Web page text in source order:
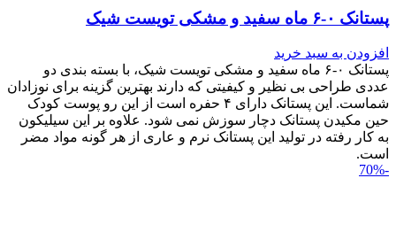
پستانک ۰-۶ ماه سفید و مشکی تویست شیک
افزودن به سبد خرید
پستانک ۰-۶ ماه سفید و مشکی تویست شیک، با بسته بندی دو
عددی طراحی بی نظیر و کیفیتی که دارند بهترین گزینه برای نوزادان
شماست. این پستانک دارای ۴ حفره است از این رو پوست کودک
حین مکیدن پستانک دچار سوزش نمی شود. علاوه بر این سیلیکون
به کار رفته در تولید این پستانک نرم و عاری از هر گونه مواد مضر
است.
-70%